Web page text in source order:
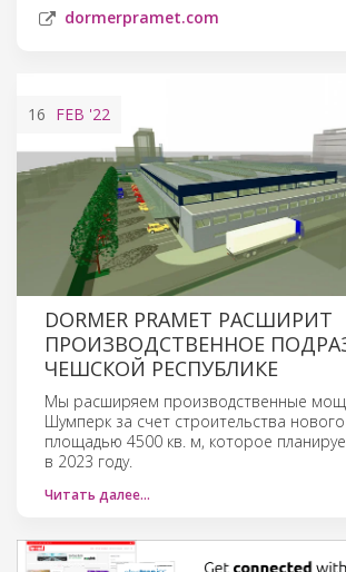
dormerpramet.com
16 FEB '22
DORMER PRAMET РАСШИРИТ
ПРОИЗВОДСТВЕННОЕ
ЧЕШСКОЙ РЕСПУБЛИКЕ
Мы расширяем производственные
Шумперк за счет строительства
площадью 4500 кв. м, которое
в 2023 году.
Читать далее…